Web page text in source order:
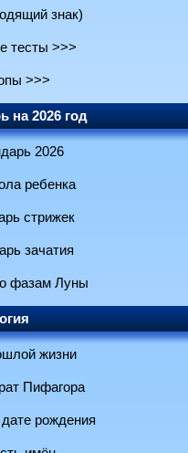
знак)
тесты >>>
>>>
на 2026 год
2026
ребенка
стрижек
зачатия
фазам Луны
жизни
Пифагора
рождения